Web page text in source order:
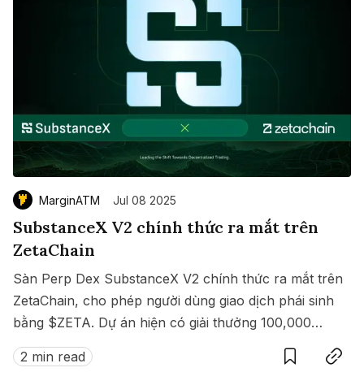
MarginATM Jul 08 2025
SubstanceX V2 chính thức ra mắt trên
ZetaChain
Sàn Perp Dex SubstanceX V2 chính thức ra mắt trên
ZetaChain, cho phép người dùng giao dịch phái sinh
bằng $ZETA. Dự án hiện có giải thưởng 100,000
$ZETA diễn ra từ 8 đến 15/07/2025.
2 min read
SaveCopy link